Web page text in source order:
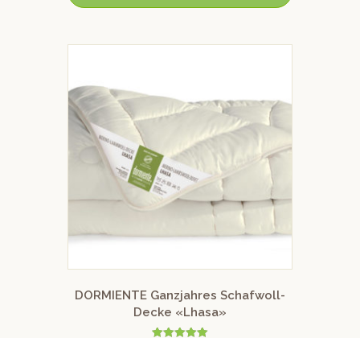
DORMIENTE Ganzjahres Schafwoll-
Decke «Lhasa»